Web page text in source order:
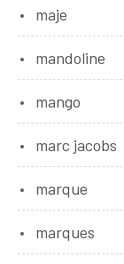
maje
mandoline
mango
marc jacobs
marque
marques